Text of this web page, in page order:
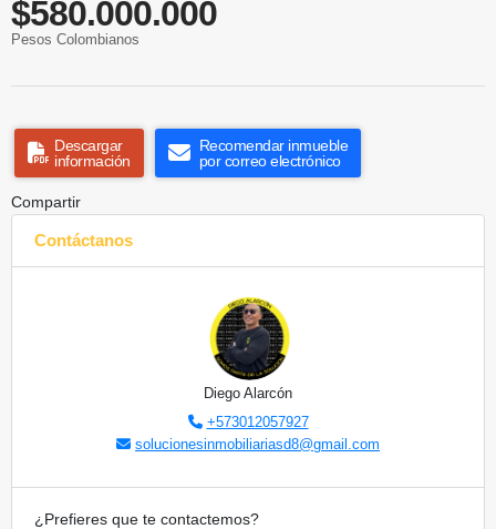
$580.000.000
Pesos Colombianos
Descargar
información
Recomendar inmueble
por correo electrónico
Compartir
Contáctanos
Diego Alarcón
+573012057927
solucionesinmobiliariasd8@gmail.com
¿Prefieres que te contactemos?